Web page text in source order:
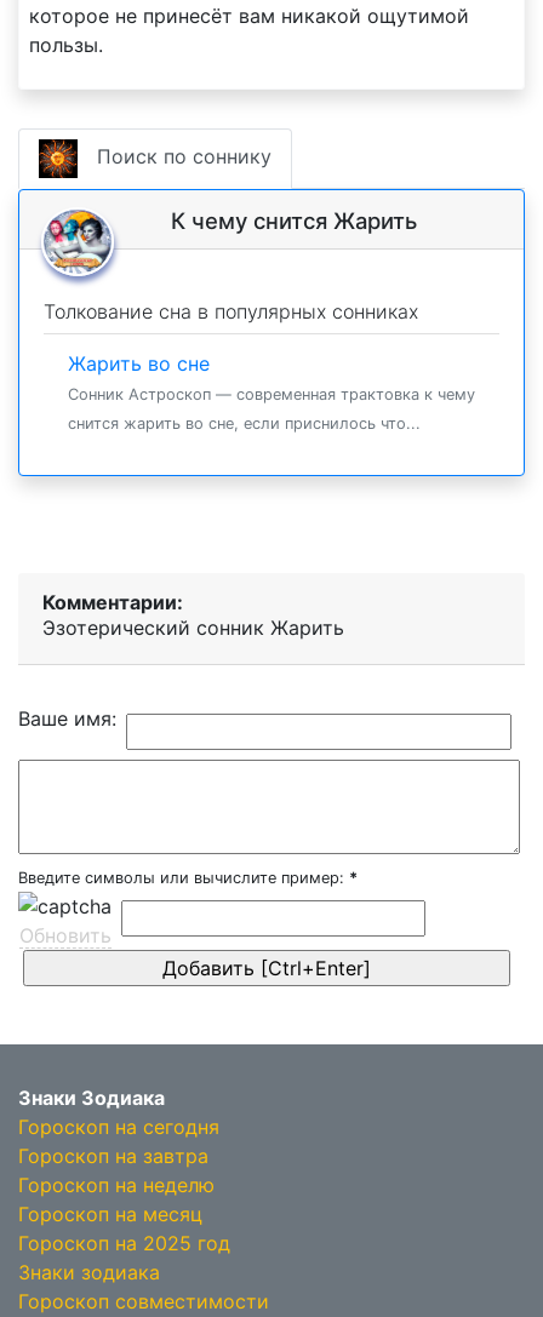
которое не принесёт вам никакой ощутимой
пользы.
Поиск по соннику
К чему снится Жарить
Толкование сна в популярных сонниках
Жарить во сне
Сонник Астроскоп — современная трактовка к чему
снится жарить во сне, если приснилось что...
Комментарии:
Эзотерический cонник Жарить
Ваше имя:
Введите символы или вычислите пример: *
Обновить
Знаки Зодиака
Гороскоп на сегодня
Гороскоп на завтра
Гороскоп на неделю
Гороскоп на месяц
Гороскоп на 2025 год
Знаки зодиака
Гороскоп совместимости